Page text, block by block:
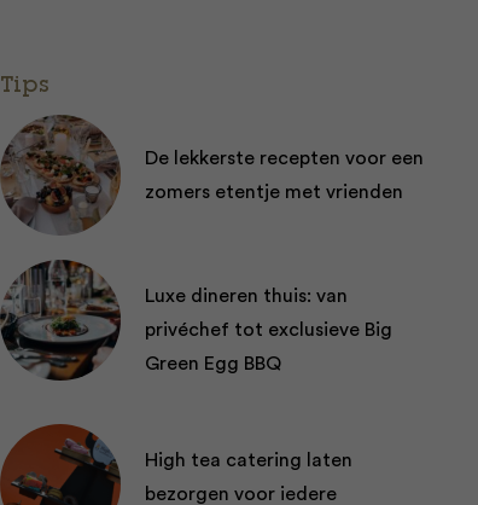
Tips
De lekkerste recepten voor een
zomers etentje met vrienden
Luxe dineren thuis: van
privéchef tot exclusieve Big
Green Egg BBQ
High tea catering laten
bezorgen voor iedere